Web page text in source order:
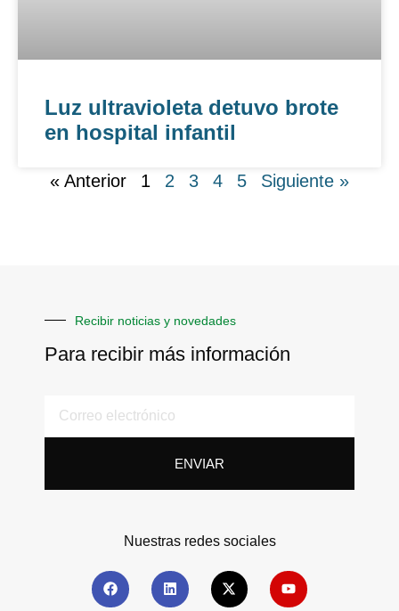
Luz ultravioleta detuvo brote
en hospital infantil
« Anterior 1 2 3 4 5 Siguiente »
Recibir noticias y novedades
Para recibir más información
ENVIAR
Nuestras redes sociales